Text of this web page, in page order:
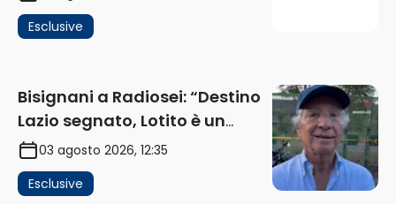
investimenti non arrivano i
ricavi” (AUDIO)
Esclusive
Bisignani a Radiosei: “Destino
Lazio segnato, Lotito è un
problema, la chiave sono
Flaminio e politica. La protesta
e gli interessi dei fondi”
03 agosto 2026, 12:35
Esclusive